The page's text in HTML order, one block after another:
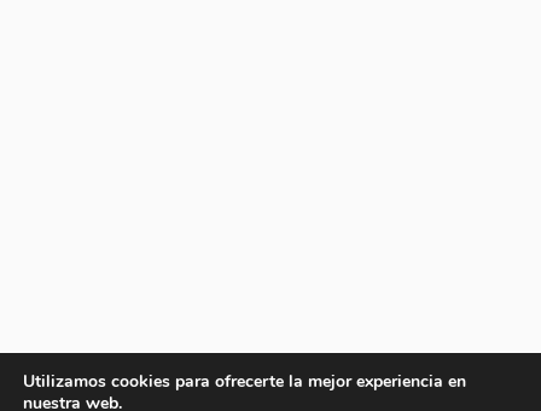
Utilizamos cookies para ofrecerte la mejor experiencia en
nuestra web.